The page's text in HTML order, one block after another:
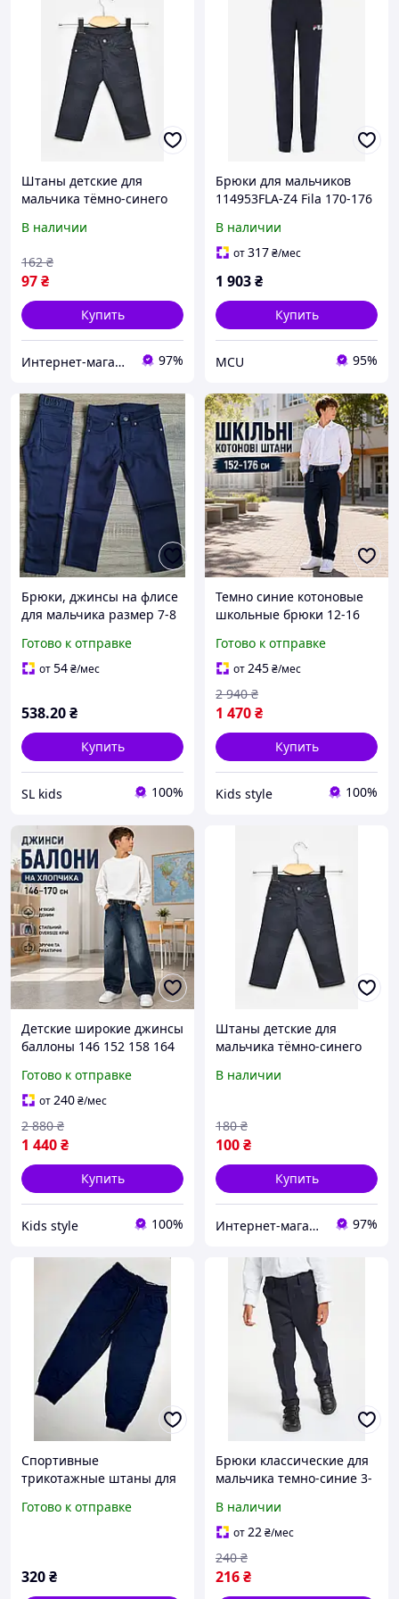
Штаны детские для
мальчика тёмно-синего
В наличии
97₴
162 ₴
Купить
Интернет-магазин Soloveiko.com.ua - одежда и обувь для всей семьи, Украина 97%
Брюки для мальчиков
114953FLA-Z4 Fila 170-176
114953FLA-Z4
В наличии
от317₴/мес
1 903₴
Купить
MCU 95%
Брюки, джинсы на флисе
для мальчика размер 7-8
пр.Турция
Готово к отправке
от54₴/мес
538.20₴
Купить
SL kids 100%
Темно синие котоновые
школьные брюки 12-16
подростков, детские
нарядные повседневные
классические штаны
Турция
Готово к отправке
от245₴/мес
1 470₴
2 940 ₴
Купить
Kids style 100%
Детские широкие джинсы
баллоны 146 152 158 164
подростка, темно синие
джинсовые штаны baggy
резинка для детей
Готово к отправке
от240₴/мес
1 440₴
2 880 ₴
Купить
Kids style 100%
Штаны детские для
мальчика тёмно-синего
В наличии
100₴
180 ₴
Купить
Интернет-магазин Minimalka.com - минимальные цены на одежду и обувь, нижнее белье и другие товары 97%
Спортивные
трикотажные штаны для
3 -10 лет
Готово к отправке
320₴
Брюки классические для
мальчика темно-синие 3-
В наличии
от22₴/мес
216₴
240 ₴